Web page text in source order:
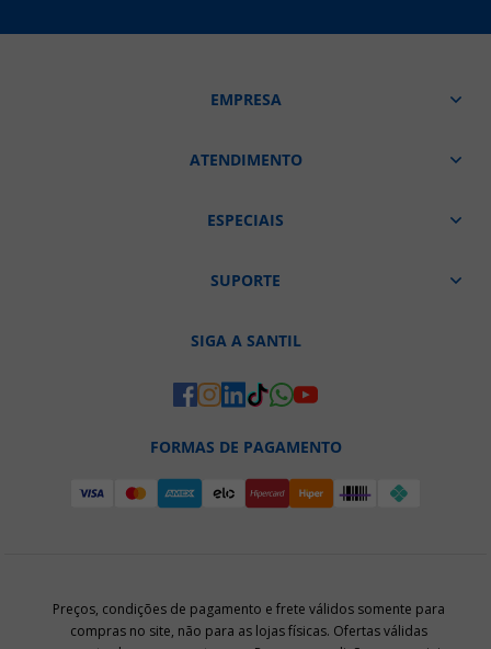
EMPRESA
ATENDIMENTO
ESPECIAIS
SUPORTE
SIGA A SANTIL
FORMAS DE PAGAMENTO
Preços, condições de pagamento e frete válidos somente para
compras no site, não para as lojas físicas. Ofertas válidas